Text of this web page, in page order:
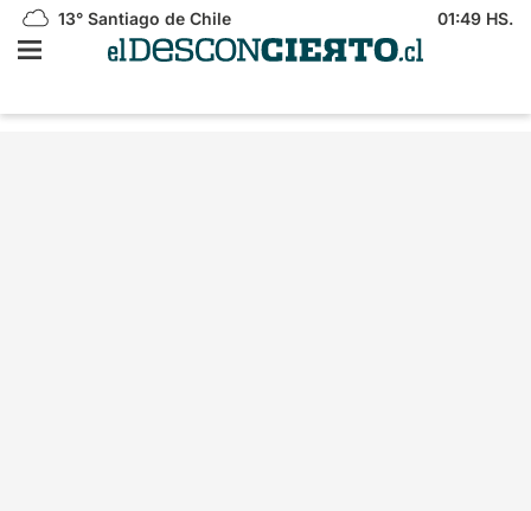
13° Santiago de Chile 01:49 HS.